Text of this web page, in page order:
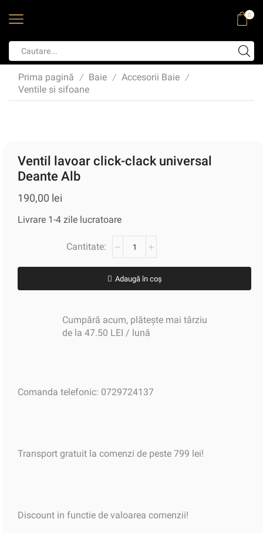
0
Prima pagină / Baie / Accesorii Baie /
Ventile si sifoane
Ventil lavoar click-clack universal
Deante Alb
190,00 lei
Livrare 1-4 zile lucratoare
Adaugă în coș
Cumpără acum, plătește mai târziu
de la 47.50 LEI / lună
Comanda telefonic: 0729724137
Transport gratuit la comenzi de peste 799 lei!
Discount in functie de valoarea comenzii!